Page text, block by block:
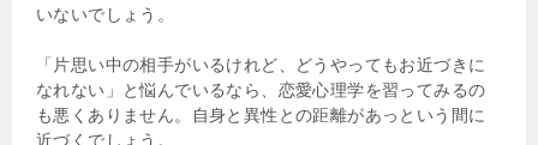
いないでしょう。
「片思い中の相手がいるけれど、どうやってもお近づきに
なれない」と悩んでいるなら、恋愛心理学を習ってみるの
も悪くありません。自身と異性との距離があっという間に
近づくでしょう。